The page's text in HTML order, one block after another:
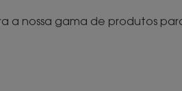
a nossa gama de produtos